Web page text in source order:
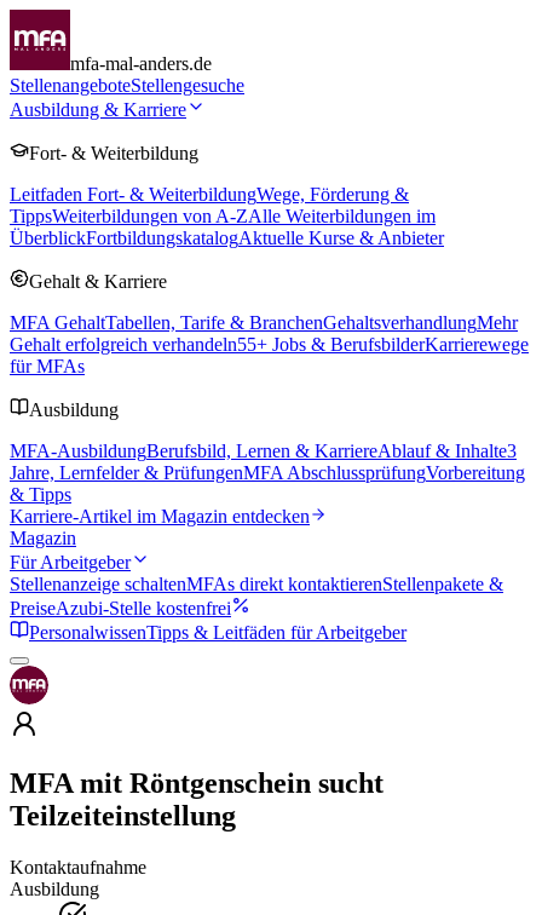
mfa-mal-anders.de
StellenangeboteStellengesuche
Ausbildung & Karriere
Fort- & Weiterbildung
Leitfaden Fort- & WeiterbildungWege, Förderung &
TippsWeiterbildungen von A-ZAlle Weiterbildungen im
ÜberblickFortbildungskatalogAktuelle Kurse & Anbieter
Gehalt & Karriere
MFA GehaltTabellen, Tarife & BranchenGehaltsverhandlungMehr
Gehalt erfolgreich verhandeln55+ Jobs & BerufsbilderKarrierewege
für MFAs
Ausbildung
MFA-AusbildungBerufsbild, Lernen & KarriereAblauf & Inhalte3
Jahre, Lernfelder & PrüfungenMFA AbschlussprüfungVorbereitung
& Tipps
Karriere-Artikel im Magazin entdecken
Magazin
Für Arbeitgeber
Stellenanzeige schaltenMFAs direkt kontaktierenStellenpakete &
PreiseAzubi-Stelle kostenfrei
PersonalwissenTipps & Leitfäden für Arbeitgeber
MFA mit Röntgenschein sucht
Teilzeiteinstellung
Kontaktaufnahme
Ausbildung